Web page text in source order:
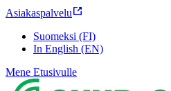
Asiakaspalvelu
Suomeksi (FI)
In English (EN)
Mene Etusivulle